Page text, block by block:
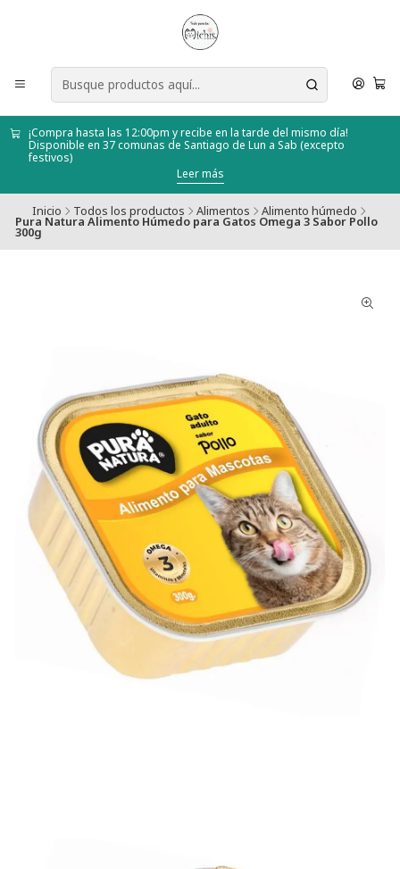
¡Compra hasta las 12:00pm y recibe en la tarde del mismo día!
Disponible en 37 comunas de Santiago de Lun a Sab (excepto
festivos)
Leer más
Inicio Todos los productos Alimentos Alimento húmedo
Pura Natura Alimento Húmedo para Gatos Omega 3 Sabor Pollo
300g